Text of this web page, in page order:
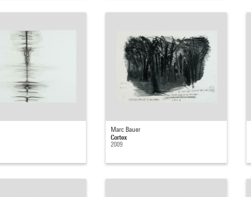
Marc Bauer
Cortex
2009